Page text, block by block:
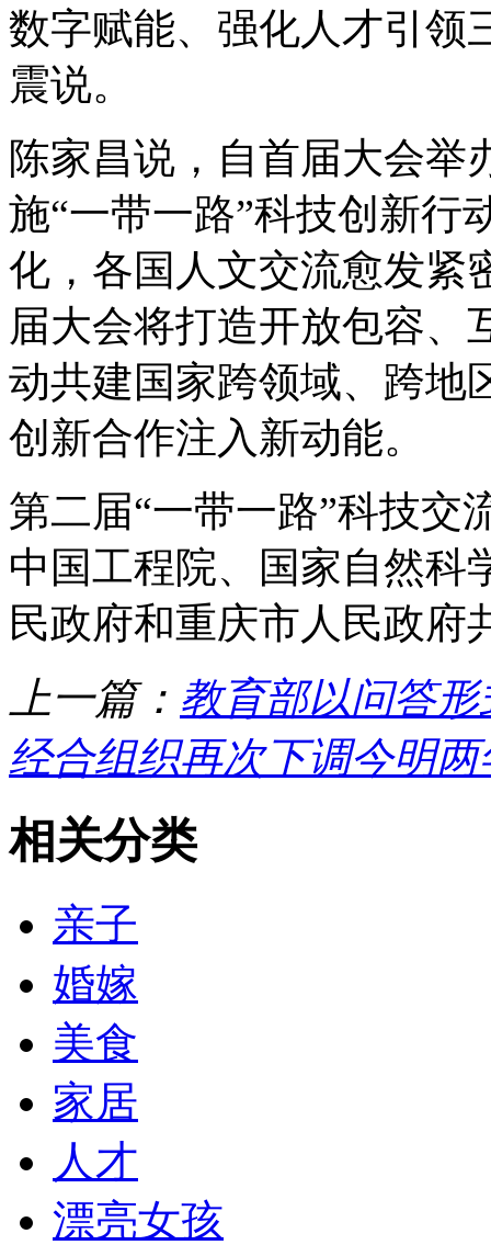
数字赋能、强化人才引领
震说。
陈家昌说，自首届大会举
施“一带一路”科技创新行
化，各国人文交流愈发紧
届大会将打造开放包容、
动共建国家跨领域、跨地
创新合作注入新动能。
第二届“一带一路”科技交
中国工程院、国家自然科
民政府和重庆市人民政府
上一篇： 教育部以问答
经合组织再次下调今明
相关分类
亲子
婚嫁
美食
家居
人才
漂亮女孩